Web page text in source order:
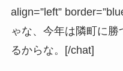
align=”left”
ゃな、今年は隣町に
るからな。[/chat]